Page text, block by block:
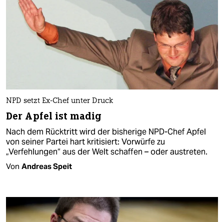
NPD setzt Ex-Chef unter Druck
Der Apfel ist madig
Nach dem Rücktritt wird der bisherige NPD-Chef Apfel
von seiner Partei hart kritisiert: Vorwürfe zu
„Verfehlungen“ aus der Welt schaffen – oder austreten.
Von Andreas Speit